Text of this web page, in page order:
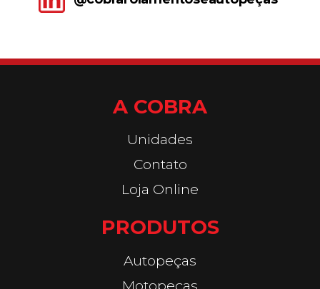
A COBRA
Unidades
Contato
Loja Online
PRODUTOS
Autopeças
Motopeças